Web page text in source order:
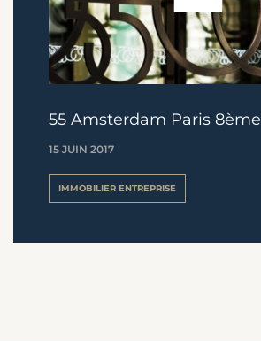
55 Amsterdam Paris 8ème
15 JUIN 2017
IMMOBILIER ENTREPRISE